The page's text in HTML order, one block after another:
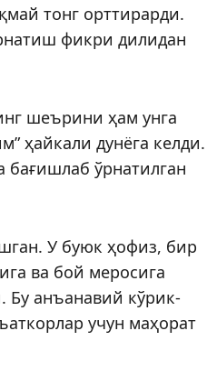
тонг орттирарди.
фикри дилидан
шеърини ҳам унга
ҳайкали дунёга келди.
бағишлаб ўрнатилган
У буюк ҳофиз, бир
ва бой меросига
Бу анъанавий кўрик-
учун маҳорат